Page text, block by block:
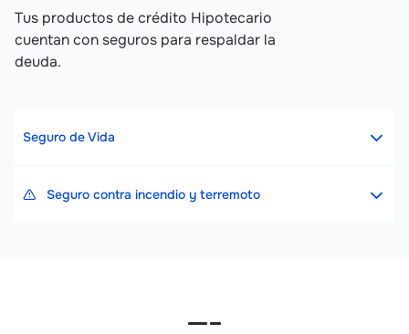
Tus productos de crédito Hipotecario
cuentan con seguros para respaldar la
deuda.
Seguro de Vida
Seguro contra incendio y terremoto